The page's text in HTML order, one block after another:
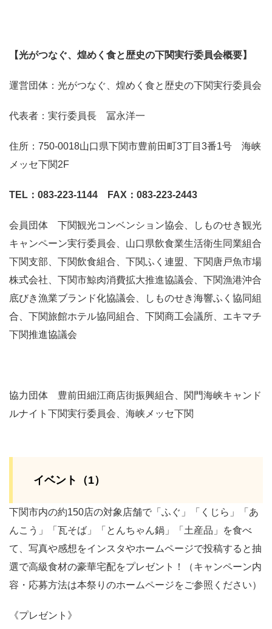
【光がつなぐ、煌めく食と歴史の下関実行委員会概要】
運営団体：光がつなぐ、煌めく食と歴史の下関実行委員会
代表者：実行委員長 冨永洋一
住所：750-0018山口県下関市豊前田町3丁目3番1号 海峡
メッセ下関2F
TEL：083-223-1144 FAX：083-223-2443
会員団体 下関観光コンベンション協会、しものせき観光
キャンペーン実行委員会、山口県飲食業生活衛生同業組合
下関支部、下関飲食組合、下関ふく連盟、下関唐戸魚市場
株式会社、下関市鯨肉消費拡大推進協議会、下関漁港沖合
底びき漁業ブランド化協議会、しものせき海響ふく協同組
合、下関旅館ホテル協同組合、下関商工会議所、エキマチ
下関推進協議会
協力団体 豊前田細江商店街振興組合、関門海峡キャンド
ルナイト下関実行委員会、海峡メッセ下関
イベント（1）
下関市内の約150店の対象店舗で「ふぐ」「くじら」「あ
んこう」「瓦そば」「とんちゃん鍋」「土産品」を食べ
て、写真や感想をインスタやホームページで投稿すると抽
選で高級食材の豪華宅配をプレゼント！（キャンペーン内
容・応募方法は本祭りのホームページをご参照ください）
《プレゼント》